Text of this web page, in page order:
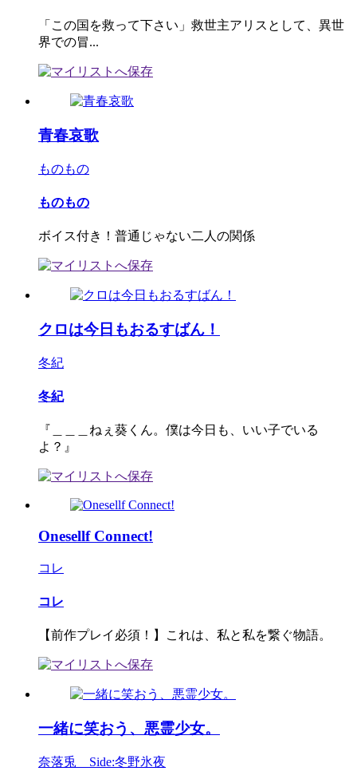
「この国を救って下さい」救世主アリスとして、異世
界での冒...
青春哀歌
ものもの
ものもの
ボイス付き！普通じゃない二人の関係
クロは今日もおるすばん！
冬紀
冬紀
『＿＿＿ねぇ葵くん。僕は今日も、いい子でいる
よ？』
Onesellf Connect!
コレ
コレ
【前作プレイ必須！】これは、私と私を繋ぐ物語。
一緒に笑おう、悪霊少女。
奈落兎 Side:冬野氷夜